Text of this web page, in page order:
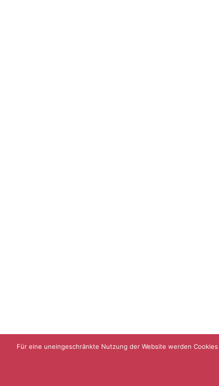
Für eine uneingeschränkte Nutzung der Website werden